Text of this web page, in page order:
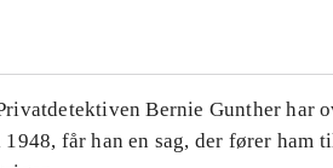
Bernie Gunther har
1948, får han en sag, der fører